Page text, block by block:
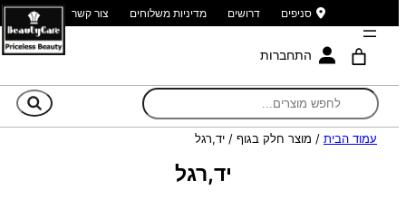
סניפים דרושים מדיניות משלוחים צור קשר
התחברות
עמוד הבית / מוצר חלק בגוף / יד,רגל
יד,רגל